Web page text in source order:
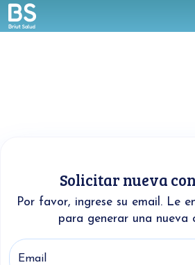
Solicitar nueva
Por favor, ingrese su email. Le
para generar una nueva
Email